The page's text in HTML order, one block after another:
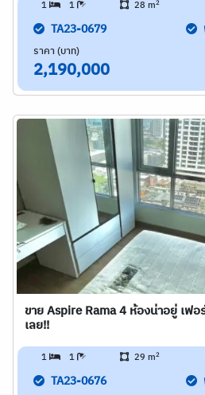
1 1 28 m2
TA23-0679
ราคา (บาท)
2,190,000
ขาย Aspire Rama 4 ห้องน่าอยู่ เฟ
เลย!!
1 1 29 m2
TA23-0676